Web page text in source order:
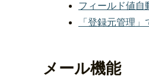
フィールド値自
「登録元管理
メール機能